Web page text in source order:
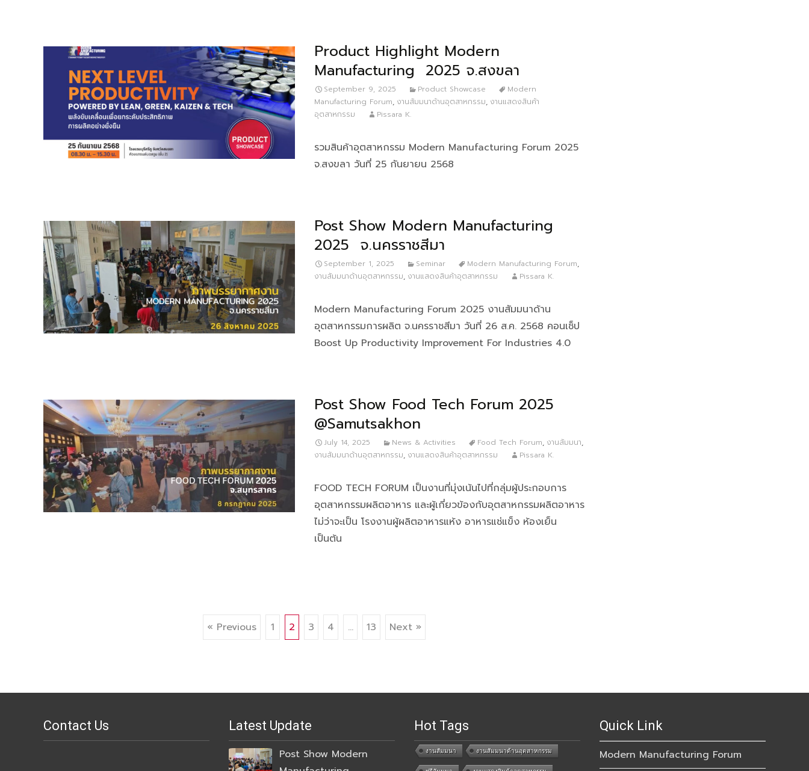
Product Highlight Modern
Manufacturing 2025 จ.สงขลา
September 9, 2025 Product Showcase
Modern
Manufacturing Forum, งานสัมมนาด้านอุตสาหกรรม, งานแสดงสินค้า
อุตสาหกรรม
Pissara K.
รวมสินค้าอุตสาหกรรม Modern Manufacturing Forum 2025
จ.สงขลา วันที่ 25 กันยายน 2568
Post Show Modern Manufacturing
2025 จ.นครราชสีมา
September 1, 2025 Seminar Modern Manufacturing Forum,
งานสัมมนาด้านอุตสาหกรรม, งานแสดงสินค้าอุตสาหกรรม Pissara K.
Modern Manufacturing Forum 2025 งานสัมมนาด้าน
อุตสาหกรรมการผลิต จ.นครราชสีมา วันที่ 26 ส.ค. 2568 คอนเช็ป
Boost Up Productivity Improvement For Industries 4.0
Post Show Food Tech Forum 2025
@Samutsakhon
July 14, 2025 News & Activities Food Tech Forum, งานสัมมนา,
งานสัมมนาด้านอุตสาหกรรม, งานแสดงสินค้าอุตสาหกรรม Pissara K.
FOOD TECH FORUM เป็นงานที่มุ่งเน้นไปที่กลุ่มผู้ประกอบการ
อุตสาหกรรมผลิตอาหาร และผู้เกี่ยวข้องกับอุตสาหกรรมผลิตอาหาร
ไม่ว่าจะเป็น โรงงานผู้ผลิตอาหารแห้ง อาหารแช่แข็ง ห้องเย็น
เป็นต้น
« Previous 1 2 3 4 … 13 Next »
Contact Us Latest Update
Post Show Modern
Hot Tags
งานสัมมนา งานสัมมนาด้านอุตสาหกรรม
Quick Link
Modern Manufacturing Forum